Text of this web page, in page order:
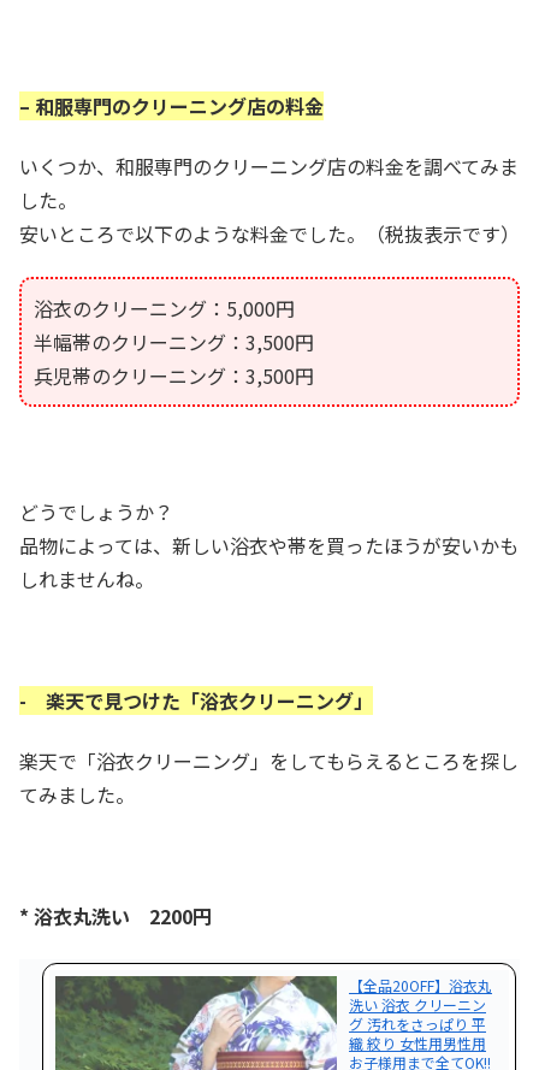
– 和服専門のクリーニング店の料金
いくつか、和服専門のクリーニング店の料金を調べてみま
した。
安いところで以下のような料金でした。（税抜表示です）
浴衣のクリーニング：5,000円
半幅帯のクリーニング：3,500円
兵児帯のクリーニング：3,500円
どうでしょうか？
品物によっては、新しい浴衣や帯を買ったほうが安いかも
しれませんね。
- 楽天で見つけた「浴衣クリーニング」
楽天で「浴衣クリーニング」をしてもらえるところを探し
てみました。
* 浴衣丸洗い 2200円
【全品20OFF】浴衣丸
洗い 浴衣 クリーニン
グ 汚れをさっぱり 平
織 絞り 女性用男性用
お子様用まで全てOK!!